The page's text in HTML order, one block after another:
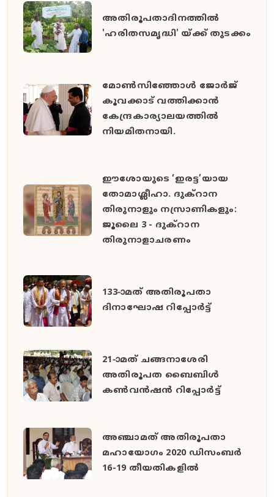
അതിരൂപതാദിനത്തില്‍
'ഹരിതസമൃദ്ധി' യ്ക്ക് തുടക്കം
മോൺസിഞ്ഞോൾ ജോർജ്
കൂവക്കാട് വത്തിക്കാൻ
കേന്ദ്രകാര്യാലയത്തിൽ
നിയമിതനായി.
ഈശോയുടെ ‘ഇരട്ട’യായ
തോമാശ്ലീഹാ. ദുക്റാന
തിരുനാളും നസ്രാണികളും:
ജൂലൈ 3 - ദുക്റാന
തിരുനാളാചരണം
133-ാമത് അതിരൂപതാ
ദിനാഘോഷ റിപ്പോര്‍ട്ട്
21-ാമത് ചങ്ങനാശേരി
അതിരൂപത ബൈബിള്‍
കണ്‍വന്‍ഷന്‍ റിപ്പോര്‍ട്ട്
അഞ്ചാമത് അതിരൂപതാ
മഹായോഗം 2020 ഡിസംബര്‍
16-19 തീയതികളില്‍